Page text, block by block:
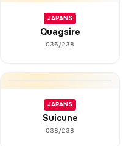
JAPANS
Quagsire
036/238
JAPANS
Suicune
038/238